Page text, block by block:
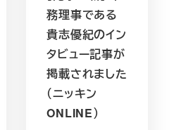
務理事である
貴志優紀のイン
タビュー記事が
掲載されました
（ニッキン
ONLINE）